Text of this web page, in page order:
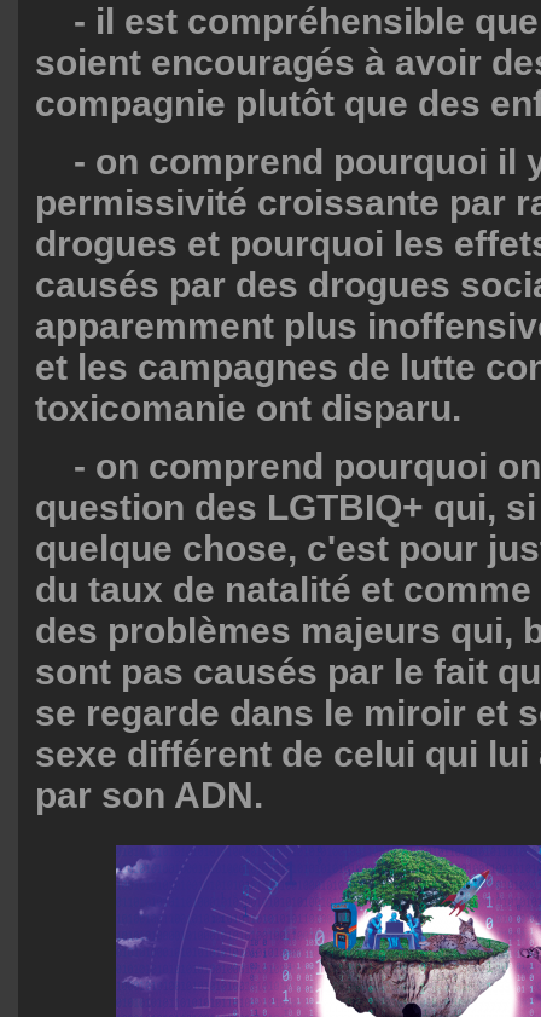
- il est compréhensible
soient encouragés à avoir
compagnie plutôt que des
- on comprend pourquoi il
permissivité croissante par
drogues et pourquoi les
causés par des drogues
apparemment plus
et les campagnes de lutte
toxicomanie ont disparu.
- on comprend pourquoi
question des LGTBIQ+ qui,
quelque chose, c'est pour
du taux de natalité et
des problèmes majeurs qui,
sont pas causés par le fait
se regarde dans le miroir et
sexe différent de celui qui lui
par son ADN.